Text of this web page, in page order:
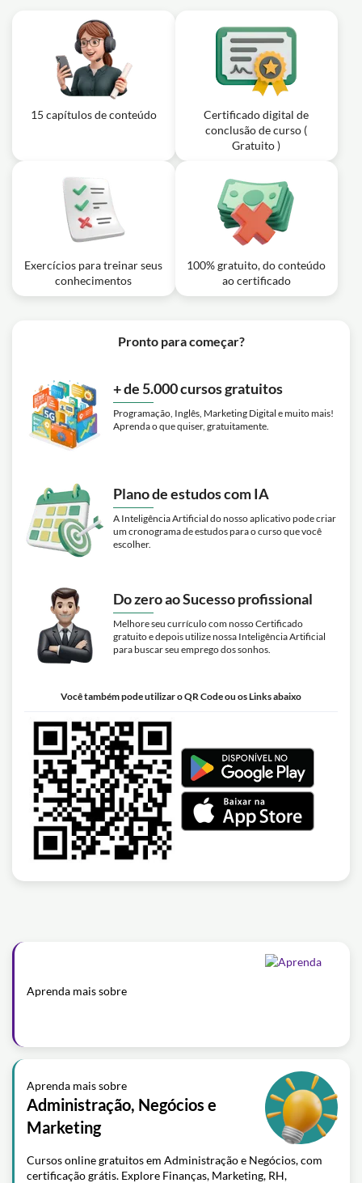
15 capítulos de conteúdo
Certificado digital de
conclusão de curso (
Gratuito )
Exercícios para treinar seus
conhecimentos
100% gratuito, do conteúdo
ao certificado
Pronto para começar?
+ de 5.000 cursos gratuitos
Programação, Inglês, Marketing Digital e muito mais!
Aprenda o que quiser, gratuitamente.
Plano de estudos com IA
A Inteligência Artificial do nosso aplicativo pode criar
um cronograma de estudos para o curso que você
escolher.
Do zero ao Sucesso profissional
Melhore seu currículo com nosso Certificado
gratuito e depois utilize nossa Inteligência Artificial
para buscar seu emprego dos sonhos.
Você também pode utilizar o QR Code ou os Links abaixo
Aprenda mais sobre
Aprenda mais sobre
Administração, Negócios e
Marketing
Cursos online gratuitos em Administração e Negócios, com
certificação grátis. Explore Finanças, Marketing, RH,